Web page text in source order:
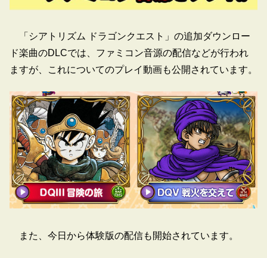
「シアトリズム ドラゴンクエスト」の追加ダウンロー
ド楽曲のDLCでは、ファミコン音源の配信などが行われ
ますが、これについてのプレイ動画も公開されています。
また、今日から体験版の配信も開始されています。